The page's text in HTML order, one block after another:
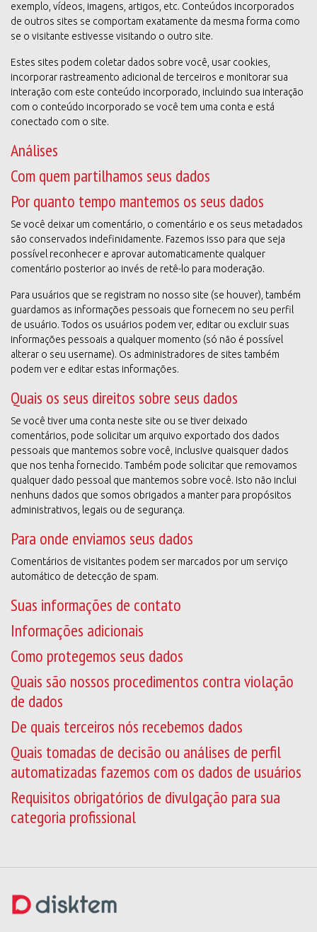
exemplo, vídeos, imagens, artigos, etc. Conteúdos incorporados
de outros sites se comportam exatamente da mesma forma como
se o visitante estivesse visitando o outro site.
Estes sites podem coletar dados sobre você, usar cookies,
incorporar rastreamento adicional de terceiros e monitorar sua
interação com este conteúdo incorporado, incluindo sua interação
com o conteúdo incorporado se você tem uma conta e está
conectado com o site.
Análises
Com quem partilhamos seus dados
Por quanto tempo mantemos os seus dados
Se você deixar um comentário, o comentário e os seus metadados
são conservados indefinidamente. Fazemos isso para que seja
possível reconhecer e aprovar automaticamente qualquer
comentário posterior ao invés de retê-lo para moderação.
Para usuários que se registram no nosso site (se houver), também
guardamos as informações pessoais que fornecem no seu perfil
de usuário. Todos os usuários podem ver, editar ou excluir suas
informações pessoais a qualquer momento (só não é possível
alterar o seu username). Os administradores de sites também
podem ver e editar estas informações.
Quais os seus direitos sobre seus dados
Se você tiver uma conta neste site ou se tiver deixado
comentários, pode solicitar um arquivo exportado dos dados
pessoais que mantemos sobre você, inclusive quaisquer dados
que nos tenha fornecido. Também pode solicitar que removamos
qualquer dado pessoal que mantemos sobre você. Isto não inclui
nenhuns dados que somos obrigados a manter para propósitos
administrativos, legais ou de segurança.
Para onde enviamos seus dados
Comentários de visitantes podem ser marcados por um serviço
automático de detecção de spam.
Suas informações de contato
Informações adicionais
Como protegemos seus dados
Quais são nossos procedimentos contra violação
de dados
De quais terceiros nós recebemos dados
Quais tomadas de decisão ou análises de perfil
automatizadas fazemos com os dados de usuários
Requisitos obrigatórios de divulgação para sua
categoria profissional